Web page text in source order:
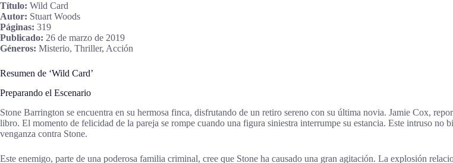
Título: Wild Card
Autor: Stuart Woods
Páginas: 319
Publicado: 26 de marzo de 2019
Géneros: Misterio, Thriller, Acción
Resumen de ‘Wild Card’
Preparando el Escenario
Stone Barrington se encuentra en su hermosa finca, disfrutando de un retiro sereno con su última novia. Jamie Cox,
libro. El momento de felicidad de la pareja se rompe cuando una figura siniestra interrumpe su estancia. Este intruso
venganza contra Stone.
Este enemigo, parte de una poderosa familia criminal, cree que Stone ha causado una gran agitación. La explosión